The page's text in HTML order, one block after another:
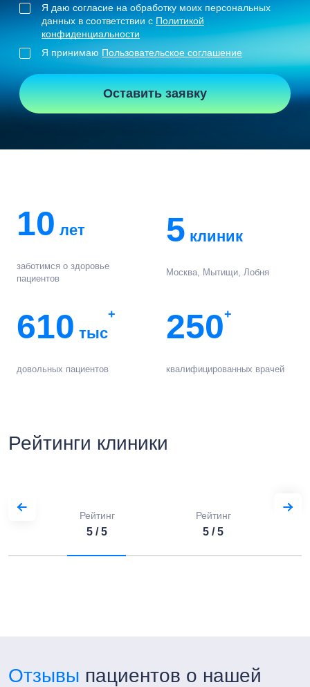
Я даю согласие на обработку моих персональных
данных в соответствии с Политикой
конфиденциальности
Я принимаю Пользовательское соглашение
Оставить заявку
10 лет
заботимся о здоровье
пациентов
5 клиник
Москва, Мытищи, Лобня
610 тыс
+
довольных пациентов
250+
квалифицированных врачей
Рейтинги клиники
Рейтинг
5 / 5
Рейтинг
5 / 5
Отзывы пациентов о нашей